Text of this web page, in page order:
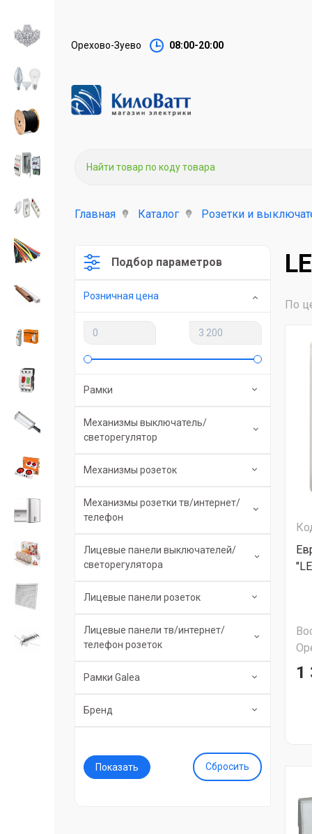
Орехово-Зуево 08:00-20:00
Главная Каталог Розетки и
Подбор параметров
Розничная цена
Рамки
Механизмы выключатель/
светорегулятор
Механизмы розеток
Механизмы розетки тв/интернет/
телефон
Лицевые панели выключателей/
светорегулятора
Лицевые панели розеток
Лицевые панели тв/интернет/
телефон розеток
Рамки Galea
Бренд
Сбросить
По
1